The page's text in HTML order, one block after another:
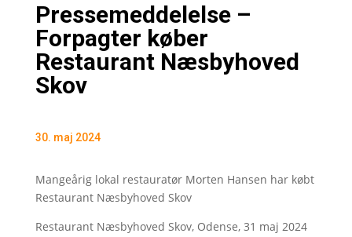
Pressemeddelelse –
Forpagter køber
Restaurant Næsbyhoved
Skov
30. maj 2024
Mangeårig lokal restauratør Morten Hansen har købt
Restaurant Næsbyhoved Skov
Restaurant Næsbyhoved Skov, Odense, 31 maj 2024